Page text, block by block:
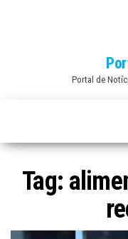
Portal de
Tag: